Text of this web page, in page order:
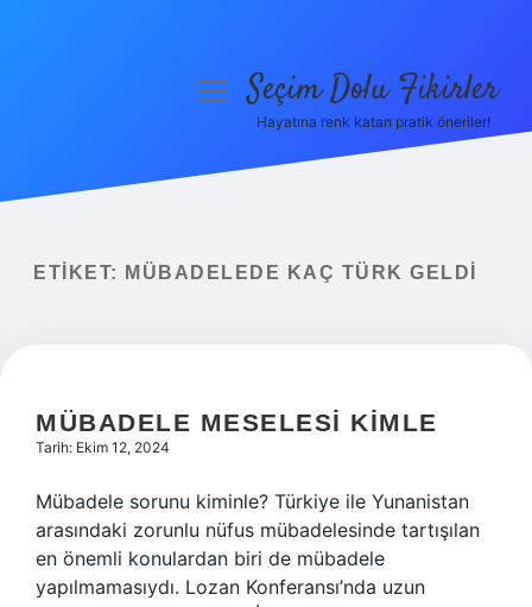
Yasal Uyarı
menüyüSeçim Dolu Fikirler
Hayatına renk katan pratik öneriler!
ETIKET: MÜBADELEDE KAÇ TÜRK GELDI
MÜBADELE MESELESI KIMLE
Tarih: Ekim 12, 2024
Mübadele sorunu kiminle? Türkiye ile Yunanistan
arasındaki zorunlu nüfus mübadelesinde tartışılan
en önemli konulardan biri de mübadele
yapılmamasıydı. Lozan Konferansı’nda uzun